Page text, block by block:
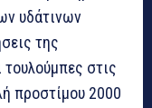
υδάτινων
της
τουλούμπες στις
προστίμου 2000